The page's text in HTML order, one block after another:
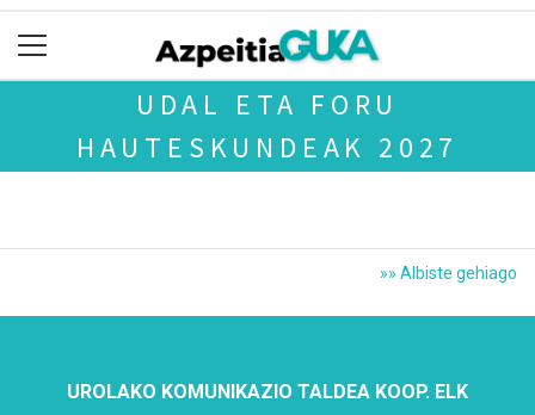
UDAL ETA FORU
HAUTESKUNDEAK 2027
»» Albiste gehiago
UROLAKO KOMUNIKAZIO TALDEA KOOP. ELK